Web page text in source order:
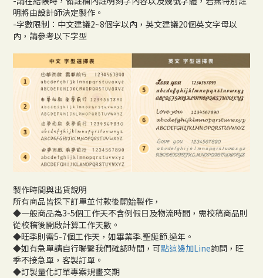
明將由設計師決定製作。
-字數限制：中文建議2~8個字以內，英文建議20個英文字母以
內，請參考以下字型
製作時間與出貨說明
所有商品皆採下訂單並付款後開始製作，
◆一般商品為3-5個工作天不含例假日及物流時間，需校稿商品則
從校稿後開啟計算工作天數。
◆旺季則需5-7個工作天，如畢業季.聖誕節.過年。
◆如有急單請自行聯繫我們確認時間，可點這邊加Line詢問，旺
季不接急單，客製訂單。
◆訂製量化訂單專案規畫交期